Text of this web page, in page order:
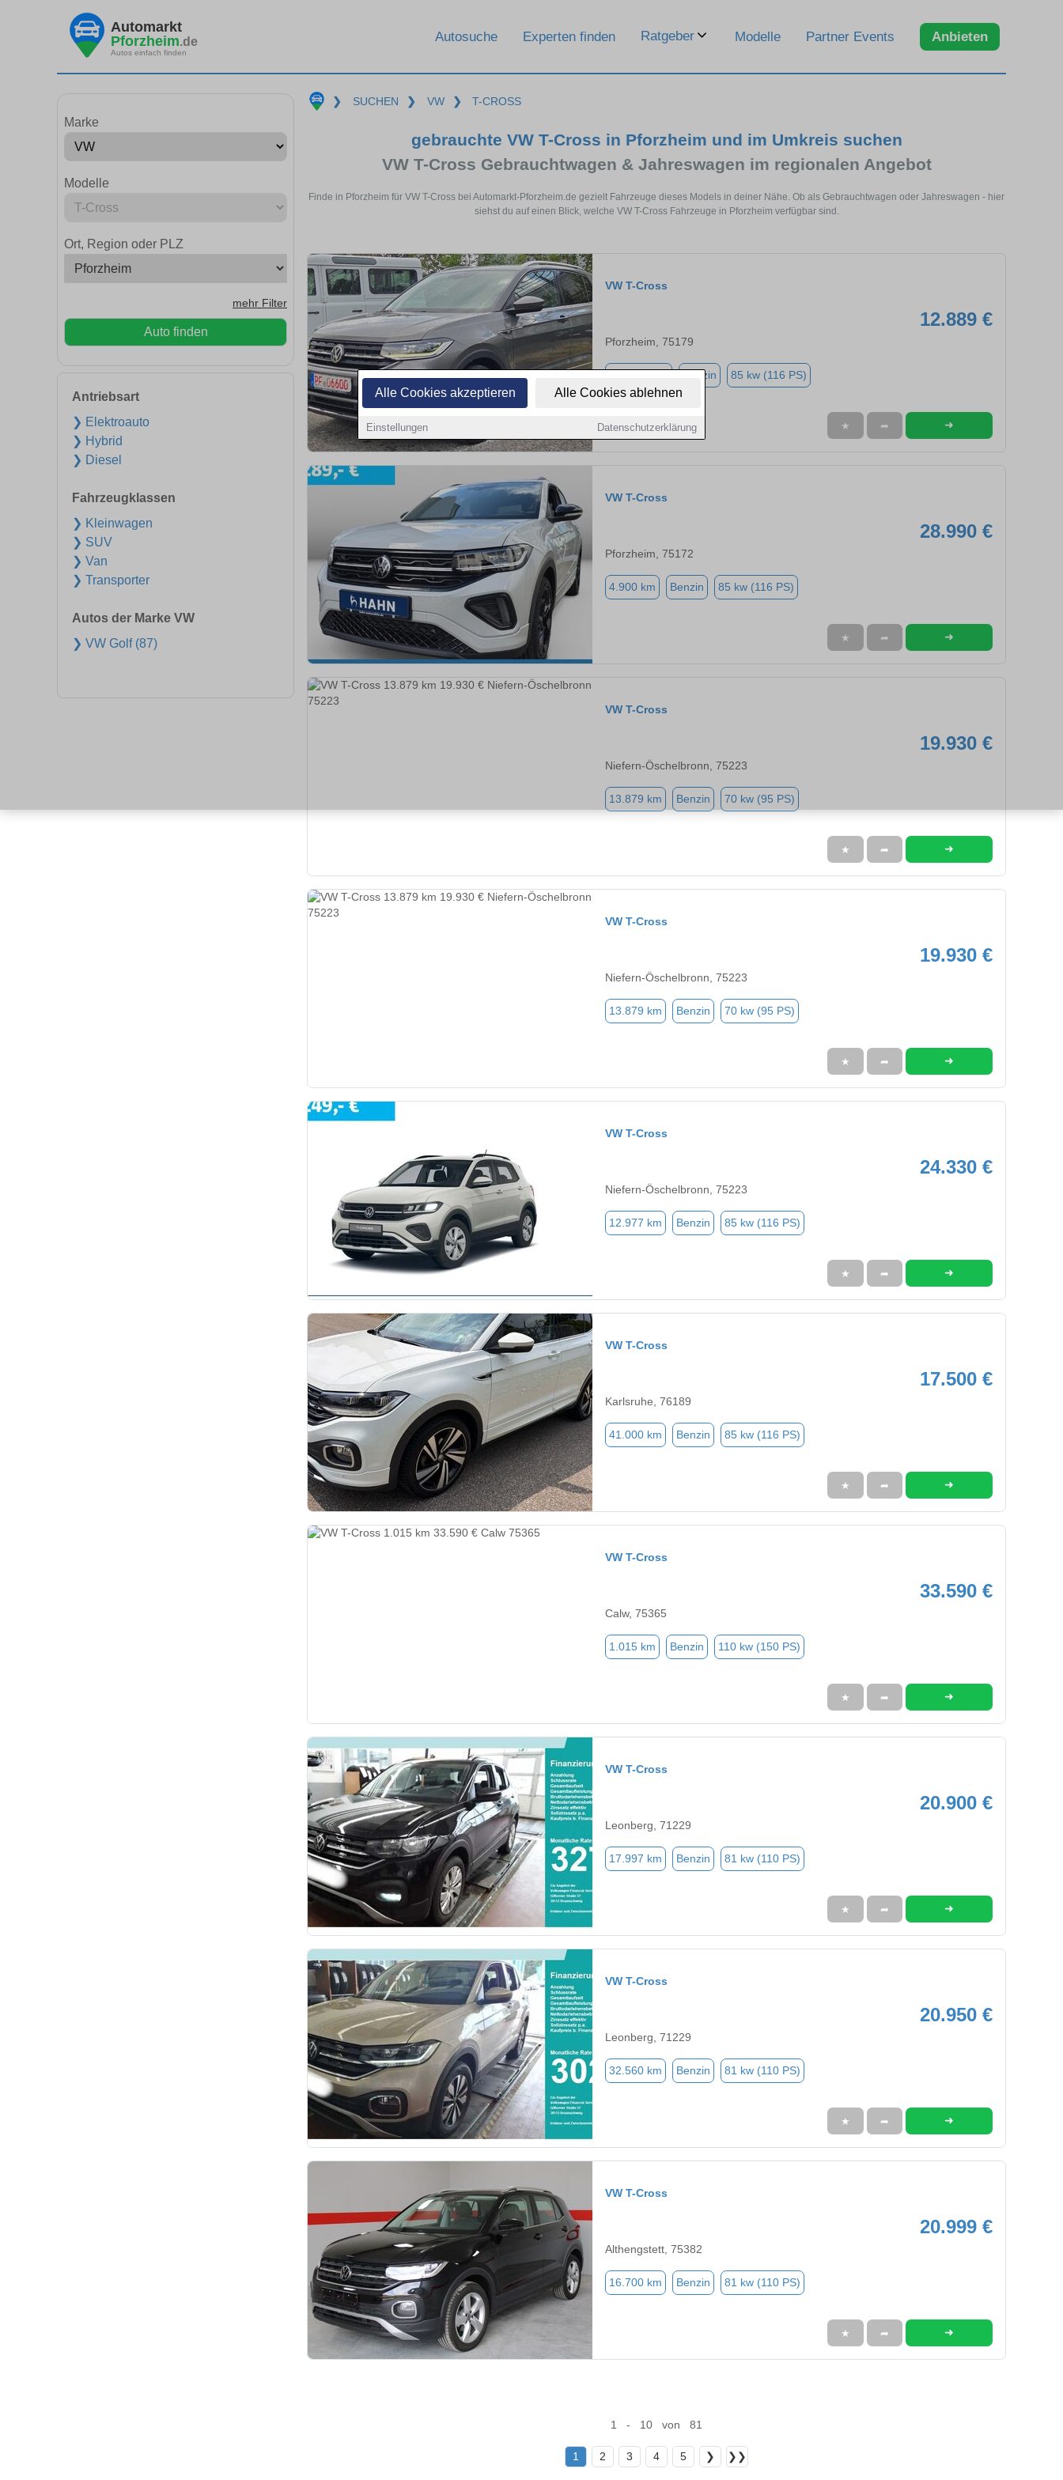
Alle Cookies akzeptieren Alle Cookies ablehnen
Einstellungen Datenschutzerklärung
Automarkt
Pforzheim.de
Autos einfach finden
Autosuche Experten finden Ratgeber Modelle Partner Events Anbieten
Marke
Modelle
Ort, Region oder PLZ
mehr Filter
Auto finden
Antriebsart
❯ Elektroauto
❯ Hybrid
❯ Diesel
Fahrzeugklassen
❯ Kleinwagen
❯ SUV
❯ Van
❯ Transporter
Autos der Marke VW
❯ VW Golf (87)
❯ SUCHEN ❯ VW ❯ T-CROSS
gebrauchte VW T-Cross in Pforzheim und im Umkreis suchen
VW T-Cross Gebrauchtwagen & Jahreswagen im regionalen Angebot
Finde in Pforzheim für VW T-Cross bei Automarkt-Pforzheim.de gezielt Fahrzeuge dieses Models in deiner Nähe. Ob als Gebrauchtwagen oder Jahreswagen - hier
siehst du auf einen Blick, welche VW T-Cross Fahrzeuge in Pforzheim verfügbar sind.
VW T-Cross
12.889 €
Pforzheim, 75179
Benzin 85 kw (116 PS)
★ ➦ ➜
VW T-Cross
28.990 €
Pforzheim, 75172
4.900 km Benzin 85 kw (116 PS)
★ ➦ ➜
VW T-Cross
19.930 €
Niefern-Öschelbronn, 75223
13.879 km Benzin 70 kw (95 PS)
★ ➦ ➜
VW T-Cross
19.930 €
Niefern-Öschelbronn, 75223
13.879 km Benzin 70 kw (95 PS)
★ ➦ ➜
VW T-Cross
24.330 €
Niefern-Öschelbronn, 75223
12.977 km Benzin 85 kw (116 PS)
★ ➦ ➜
VW T-Cross
17.500 €
Karlsruhe, 76189
41.000 km Benzin 85 kw (116 PS)
★ ➦ ➜
VW T-Cross
33.590 €
Calw, 75365
1.015 km Benzin 110 kw (150 PS)
★ ➦ ➜
VW T-Cross
20.900 €
Leonberg, 71229
17.997 km Benzin 81 kw (110 PS)
★ ➦ ➜
VW T-Cross
20.950 €
Leonberg, 71229
32.560 km Benzin 81 kw (110 PS)
★ ➦ ➜
VW T-Cross
20.999 €
Althengstett, 75382
16.700 km Benzin 81 kw (110 PS)
★ ➦ ➜
1 - 10 von 81
1 2 3 4 5 ❯ ❯❯